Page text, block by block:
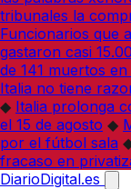
tribunales la
Funcionarios que
gastaron casi
de 141 muertos
Italia no tiene
◆ Italia prolonga
el 15 de agosto ◆
por el fútbol sala
fracaso en
DiarioDigital.es